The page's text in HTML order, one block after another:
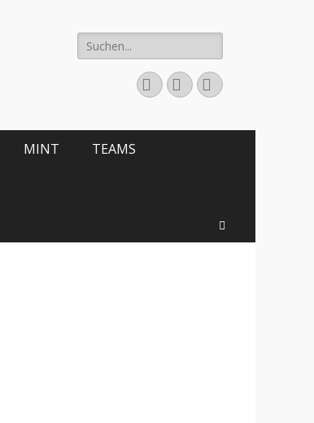
Suche
nach:
E-
Mail
YouTubeTelefon
MINT TEAMS